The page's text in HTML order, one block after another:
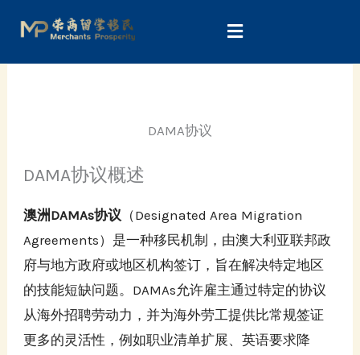
content
DAMA协议
DAMA协议概述
澳洲DAMAs协议 （Designated Area Migration
Agreements）是一种移民机制，由澳大利亚联邦政
府与地方政府或地区机构签订，旨在解决特定地区
的技能短缺问题。DAMAs允许雇主通过特定的协议
从海外招聘劳动力，并为海外劳工提供比常规签证
更多的灵活性，例如职业清单扩展、英语要求降